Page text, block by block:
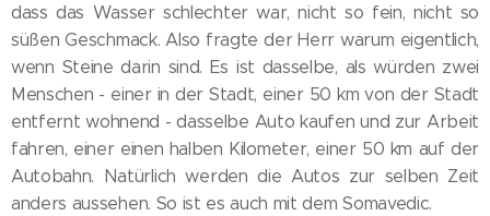
dass das Wasser schlechter war, nicht so fein, nicht so
süßen Geschmack. Also fragte der Herr warum eigentlich,
wenn Steine darin sind. Es ist dasselbe, als würden zwei
Menschen - einer in der Stadt, einer 50 km von der Stadt
entfernt wohnend - dasselbe Auto kaufen und zur Arbeit
fahren, einer einen halben Kilometer, einer 50 km auf der
Autobahn. Natürlich werden die Autos zur selben Zeit
anders aussehen. So ist es auch mit dem Somavedic.